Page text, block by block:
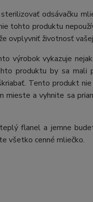
odsávačku
tohto produktu
ovplyvniť životnosť
výrobok vykazuje
produktu by sa mali
Tento produkt
a vyhnite sa
flanel a jemne
všetko cenné mliečko.